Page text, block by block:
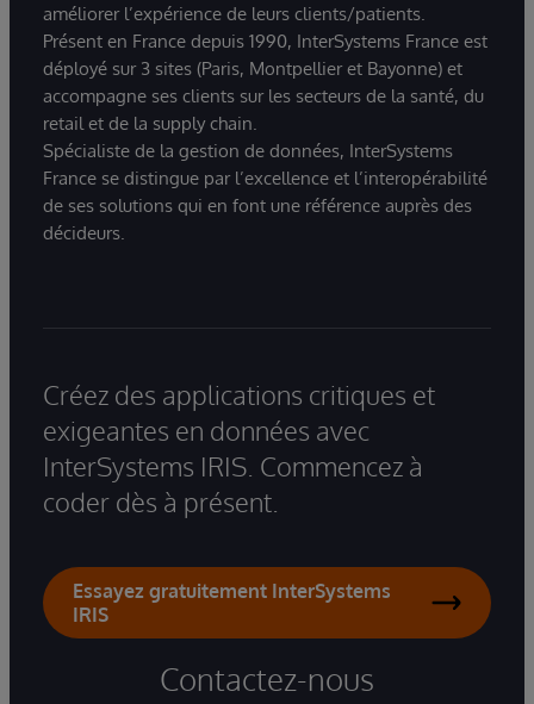
améliorer l’expérience de leurs clients/patients.
Présent en France depuis 1990, InterSystems France est
déployé sur 3 sites (Paris, Montpellier et Bayonne) et
accompagne ses clients sur les secteurs de la santé, du
retail et de la supply chain.
Spécialiste de la gestion de données, InterSystems
France se distingue par l’excellence et l’interopérabilité
de ses solutions qui en font une référence auprès des
décideurs.
Créez des applications critiques et
exigeantes en données avec
InterSystems IRIS. Commencez à
coder dès à présent.
Essayez gratuitement InterSystems
IRIS
Contactez-nous